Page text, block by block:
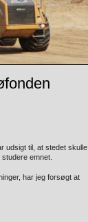
udsigt til, at stedet skulle
emnet.
har jeg forsøgt at